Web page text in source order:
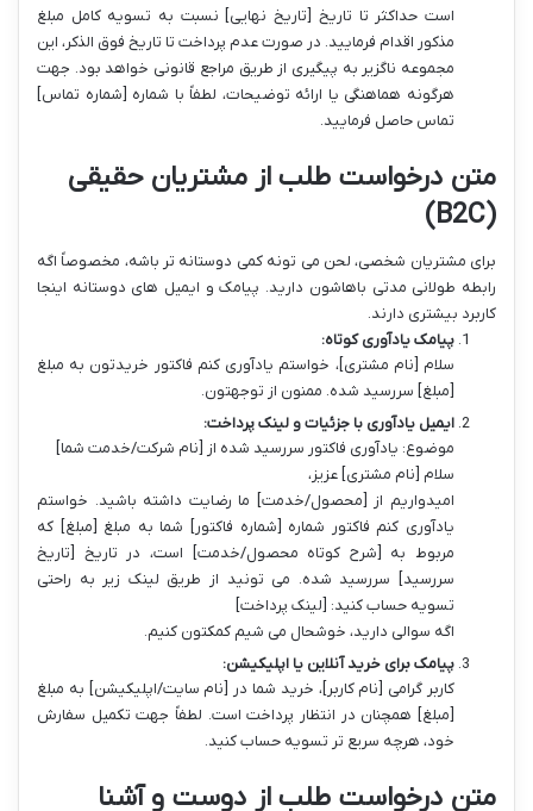
است حداکثر تا تاریخ [تاریخ نهایی] نسبت به تسویه کامل مبلغ
مذکور اقدام فرمایید. در صورت عدم پرداخت تا تاریخ فوق الذکر، این
مجموعه ناگزیر به پیگیری از طریق مراجع قانونی خواهد بود. جهت
هرگونه هماهنگی یا ارائه توضیحات، لطفاً با شماره [شماره تماس]
تماس حاصل فرمایید.
متن درخواست طلب از مشتریان حقیقی
(B2C)
برای مشتریان شخصی، لحن می تونه کمی دوستانه تر باشه، مخصوصاً اگه
رابطه طولانی مدتی باهاشون دارید. پیامک و ایمیل های دوستانه اینجا
کاربرد بیشتری دارند.
پیامک یادآوری کوتاه:
سلام [نام مشتری]، خواستم یادآوری کنم فاکتور خریدتون به مبلغ
[مبلغ] سررسید شده. ممنون از توجهتون.
ایمیل یادآوری با جزئیات و لینک پرداخت:
موضوع: یادآوری فاکتور سررسید شده از [نام شرکت/خدمت شما]
سلام [نام مشتری] عزیز،
امیدواریم از [محصول/خدمت] ما رضایت داشته باشید. خواستم
یادآوری کنم فاکتور شماره [شماره فاکتور] شما به مبلغ [مبلغ] که
مربوط به [شرح کوتاه محصول/خدمت] است، در تاریخ [تاریخ
سررسید] سررسید شده. می تونید از طریق لینک زیر به راحتی
تسویه حساب کنید: [لینک پرداخت]
اگه سوالی دارید، خوشحال می شیم کمکتون کنیم.
پیامک برای خرید آنلاین یا اپلیکیشن:
کاربر گرامی [نام کاربر]، خرید شما در [نام سایت/اپلیکیشن] به مبلغ
[مبلغ] همچنان در انتظار پرداخت است. لطفاً جهت تکمیل سفارش
خود، هرچه سریع تر تسویه حساب کنید.
متن درخواست طلب از دوست و آشنا